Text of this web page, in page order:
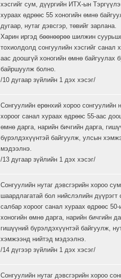
хэсгийг сум, дүүргийн ИТХ-ын
хураах өдрөөс 55 хоногийн өмнө
дугаар, нутаг дэвсгэр, төвийг зарлана.
Харин иргэд бөөнөөрөө шилжин
тохиолдолд сонгуулийн хэсгийг санал
аас доошгүй хоногийн өмнө байгуулах
байршуулж болно.
/10 дугаар зүйлийн 1 дэх хэсэг/
Сонгуулийн ерөнхий хороо сонгуулийн
хороог санал хураах өдрөөс 55-аас
өмнө дарга, нарийн бичгийн дарга,
бүрэлдэхүүнтэй байгуулж, улсын
мэдээлнэ.
/13 дугаар зүйлийн 1 дэх хэсэг/
Сонгуулийн нутаг дэвсгэрийн хороо
шаардлагатай бол нийслэлийн дүүрэгт
салбар хороог санал хураах өдрөөс
хоногийн өмнө дарга, нарийн бичгийн
гишүүний бүрэлдэхүүнтэй байгуулж,
хэмжээнд нийтэд мэдээлнэ.
/14 дүгээр зүйлийн 1 дэх хэсэг/
Сонгуулийн нутаг дэвсгэрийн хороо